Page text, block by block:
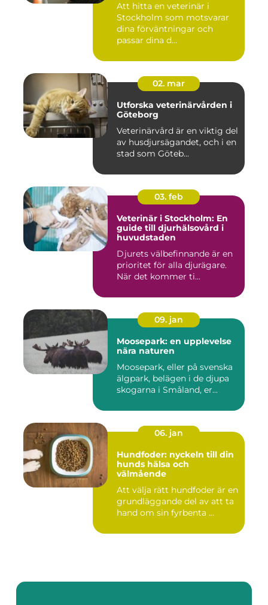
Att hitta en veterinär i
Stockholm som motsvarar
dina förväntningar och
passar dina d...
02. mar
Utforska veterinärvården i
Göteborg
Veterinärvård är en viktig del
av husdjursägandet, och i en
stad som Göteb...
03. feb
Veterinär i Stockholm: En
guide till djurhälsovård i
huvudstaden
Djurets välbefinnande är en
prioritet för alla djurägare.
När det kommer ti...
09. jan
Moosepark: en upplevelse
nära naturen
Moosepark, eller på svenska
älgpark, belägen i de djupa
skogarna i Småland, er...
06. jan
Hundfoder: nyckeln till din
hunds hälsa och
välmående
Att välja rätt hundfoder är en
grundläggande del av att ta
hand om sin fyrbenta ...